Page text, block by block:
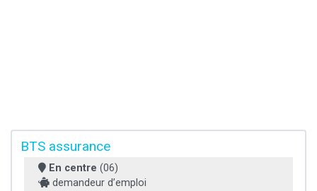
BTS assurance
En centre (06)
demandeur d’emploi